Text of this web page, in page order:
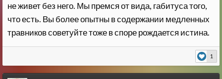
не живет без него. Мы премся от вида, габитуса того,
что есть. Вы более опытны в содержании медленных
травников советуйте тоже в споре рождается истина.
1